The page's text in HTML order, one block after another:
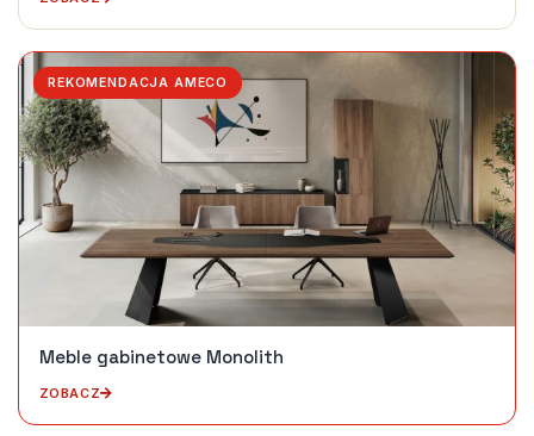
REKOMENDACJA AMECO
Meble gabinetowe Monolith
ZOBACZ